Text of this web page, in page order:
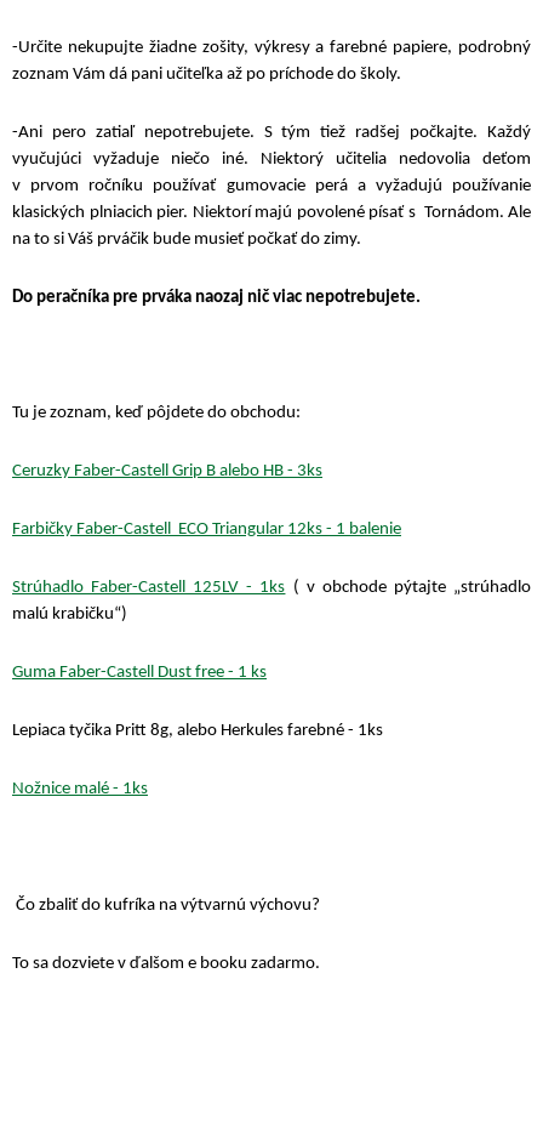
-Určite nekupujte žiadne zošity, výkresy a farebné papiere, podrobný
zoznam Vám dá pani učiteľka až po príchode do školy.
-Ani pero zatiaľ nepotrebujete. S tým tiež radšej počkajte. Každý
vyučujúci vyžaduje niečo iné. Niektorý učitelia nedovolia deťom
v prvom ročníku používať gumovacie perá a vyžadujú používanie
klasických plniacich pier. Niektorí majú povolené písať s Tornádom. Ale
na to si Váš prváčik bude musieť počkať do zimy.
Do peračníka pre prváka naozaj nič viac nepotrebujete.
Tu je zoznam, keď pôjdete do obchodu:
Ceruzky Faber-Castell Grip B alebo HB - 3ks
Farbičky Faber-Castell ECO Triangular 12ks - 1 balenie
Strúhadlo Faber-Castell 125LV - 1ks ( v obchode pýtajte „strúhadlo
malú krabičku“)
Guma Faber-Castell Dust free - 1 ks
Lepiaca tyčika Pritt 8g, alebo Herkules farebné - 1ks
Nožnice malé - 1ks
Čo zbaliť do kufríka na výtvarnú výchovu?
To sa dozviete v ďalšom e booku zadarmo.